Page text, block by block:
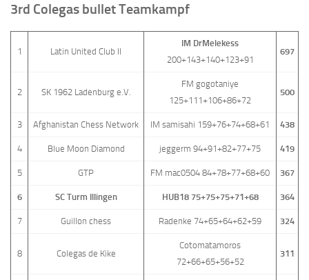
3rd Colegas bullet Teamkampf
1 Latin United Club II
IM DrMelekess
200+143+140+123+91
697
2 SK 1962 Ladenburg e.V.
FM gogotaniye
125+111+106+86+72
500
3 Afghanistan Chess Network IM samisahi 159+76+74+68+61 438
4 Blue Moon Diamond jeggerm 94+91+82+77+75 419
5 GTP FM mac0504 84+78+77+68+60 367
6 SC Turm Illingen HUB18 75+75+75+71+68 364
7 Guillon chess Radenke 74+65+64+62+59 324
8 Colegas de Kike
Cotomatamoros
72+66+65+56+52
311